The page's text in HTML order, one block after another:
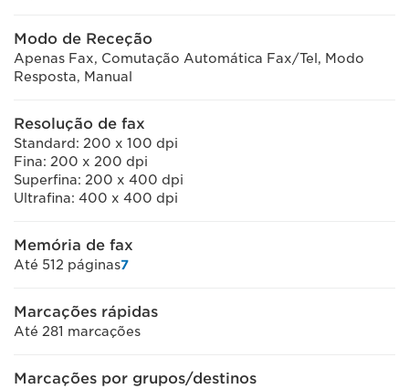
Modo de Receção
Apenas Fax, Comutação Automática Fax/Tel, Modo
Resposta, Manual
Resolução de fax
Standard: 200 x 100 dpi
Fina: 200 x 200 dpi
Superfina: 200 x 400 dpi
Ultrafina: 400 x 400 dpi
Memória de fax
Até 512 páginas7
Marcações rápidas
Até 281 marcações
Marcações por grupos/destinos